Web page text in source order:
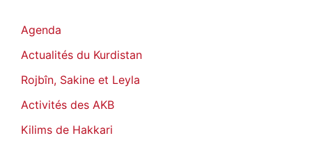
Agenda
Actualités du Kurdistan
Rojbîn, Sakine et Leyla
Activités des AKB
Kilims de Hakkari